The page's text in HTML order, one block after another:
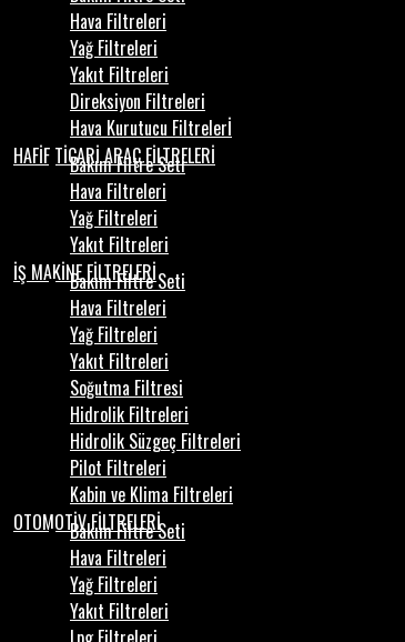
Hava Filtreleri
Yağ Filtreleri
Yakıt Filtreleri
Direksiyon Filtreleri
Hava Kurutucu Filtrelerİ
HAFİF TİCARİ ARAÇ FİLTRELERİ
Bakım Filtre Seti
Hava Filtreleri
Yağ Filtreleri
Yakıt Filtreleri
İŞ MAKİNE FİLTRELERİ
Bakım Filtre Seti
Hava Filtreleri
Yağ Filtreleri
Yakıt Filtreleri
Soğutma Filtresi
Hidrolik Filtreleri
Hidrolik Süzgeç Filtreleri
Pilot Filtreleri
Kabin ve Klima Filtreleri
OTOMOTİV FİLTRELERİ
Bakım Filtre Seti
Hava Filtreleri
Yağ Filtreleri
Yakıt Filtreleri